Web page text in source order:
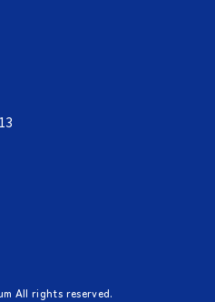
All rights reserved.